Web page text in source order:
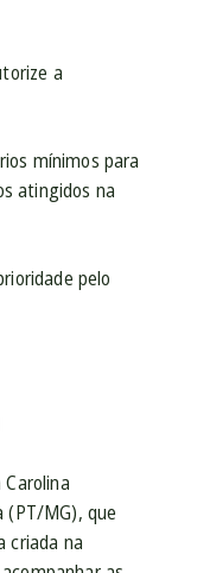
a
mínimos para
atingidos na
pelo
(PT/MG), que
criada na